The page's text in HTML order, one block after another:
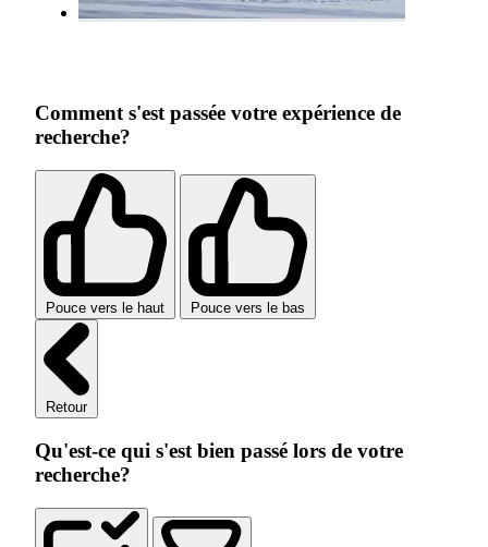
Comment s'est passée votre expérience de
recherche?
Pouce vers le haut Pouce vers le bas
Retour
Qu'est-ce qui s'est bien passé lors de votre
recherche?